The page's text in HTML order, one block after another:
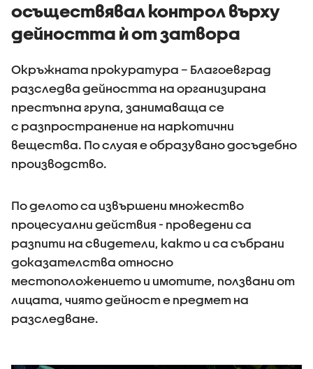
осъществявал контрол върху
дейността ѝ от затвора
Окръжната прокуратура – Благоевград
разследва дейността на организирана
престъпна група, занимаваща се
с разпространение на наркотични
вещества. По слуая е образувано досъдебно
производство.
По делото са извършени множество
процесуални действия - проведени са
разпити на свидетели, както и са събрани
доказателства относно
местоположението и имотите, ползвани от
лицата, чиято дейност е предмет на
разследване.